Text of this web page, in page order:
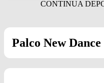
Palco New